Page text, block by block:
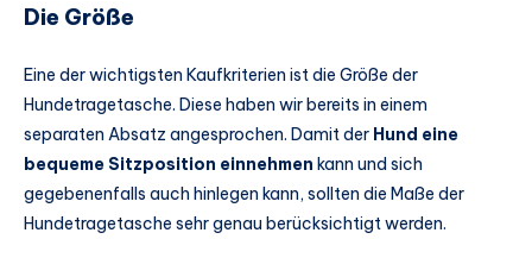
Die Größe
Eine der wichtigsten Kaufkriterien ist die Größe der
Hundetragetasche. Diese haben wir bereits in einem
separaten Absatz angesprochen. Damit der Hund eine
bequeme Sitzposition einnehmen kann und sich
gegebenenfalls auch hinlegen kann, sollten die Maße der
Hundetragetasche sehr genau berücksichtigt werden.